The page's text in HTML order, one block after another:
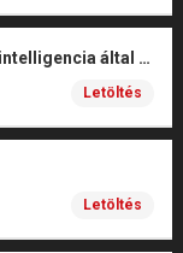
Oroszlánüvöltés mesterséges intelligencia által kidolgozott filmes
Letöltés
Letöltés